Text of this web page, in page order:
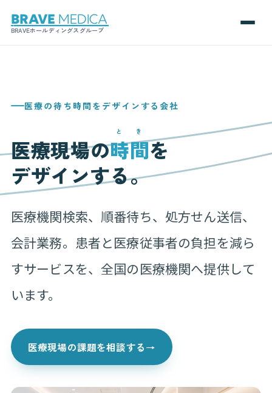
BRAVEホールディングスグループ
医療の待ち時間をデザインする会社
医療現場の時間
とき
を
デザインする。
医療機関検索、順番待ち、処方せん送信、
会計業務。患者と医療従事者の負担を減ら
すサービスを、全国の医療機関へ提供して
います。
医療現場の課題を相談する→